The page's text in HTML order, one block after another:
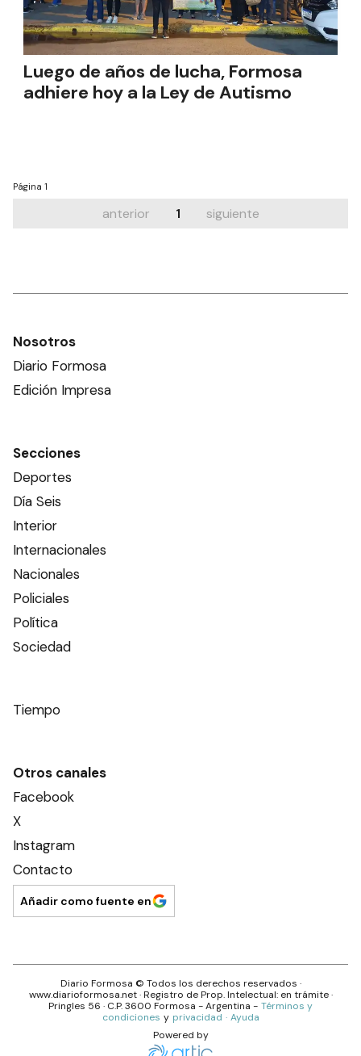
Luego de años de lucha, Formosa
adhiere hoy a la Ley de Autismo
Página 1
anterior 1 siguiente
Nosotros
Diario Formosa
Edición Impresa
Secciones
Deportes
Día Seis
Interior
Internacionales
Nacionales
Policiales
Política
Sociedad
Tiempo
Otros canales
Facebook
X
Instagram
Contacto
Añadir como fuente en
Diario Formosa © Todos los derechos reservados ·
www.diarioformosa.net · Registro de Prop. Intelectual: en trámite ·
Pringles 56 · C.P.3600 Formosa - Argentina - Términos y
condiciones y privacidad · Ayuda
Powered by